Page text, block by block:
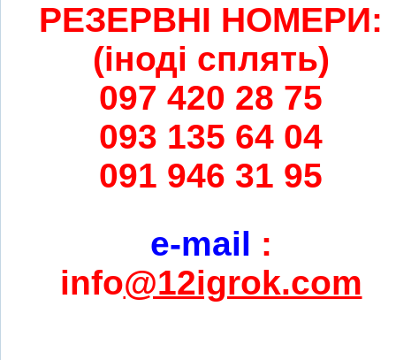
РЕЗЕРВНІ НОМЕРИ:
(іноді сплять)
097 420 28 75
093 135 64 04
091 946 31 95
e-mail :
info@12igrok.com